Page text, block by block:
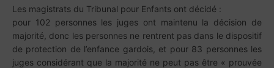
Les magistrats du Tribunal pour Enfants ont décidé :
pour 102 personnes les juges ont maintenu la décision de
majorité, donc les personnes ne rentrent pas dans le dispositif
de protection de l’enfance gardois, et pour 83 personnes les
juges considérant que la majorité ne peut pas être « prouvée